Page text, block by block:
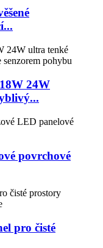
24W
povrchové
pro čisté